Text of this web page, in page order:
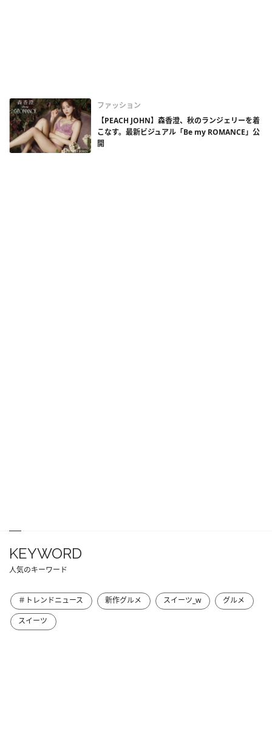
ファッション
【PEACH JOHN】森香澄、秋のランジェリーを着
こなす。最新ビジュアル「Be my ROMANCE」公
開
KEYWORD
人気のキーワード
＃トレンドニュース 新作グルメ スイーツ_w
グルメ
スイーツ